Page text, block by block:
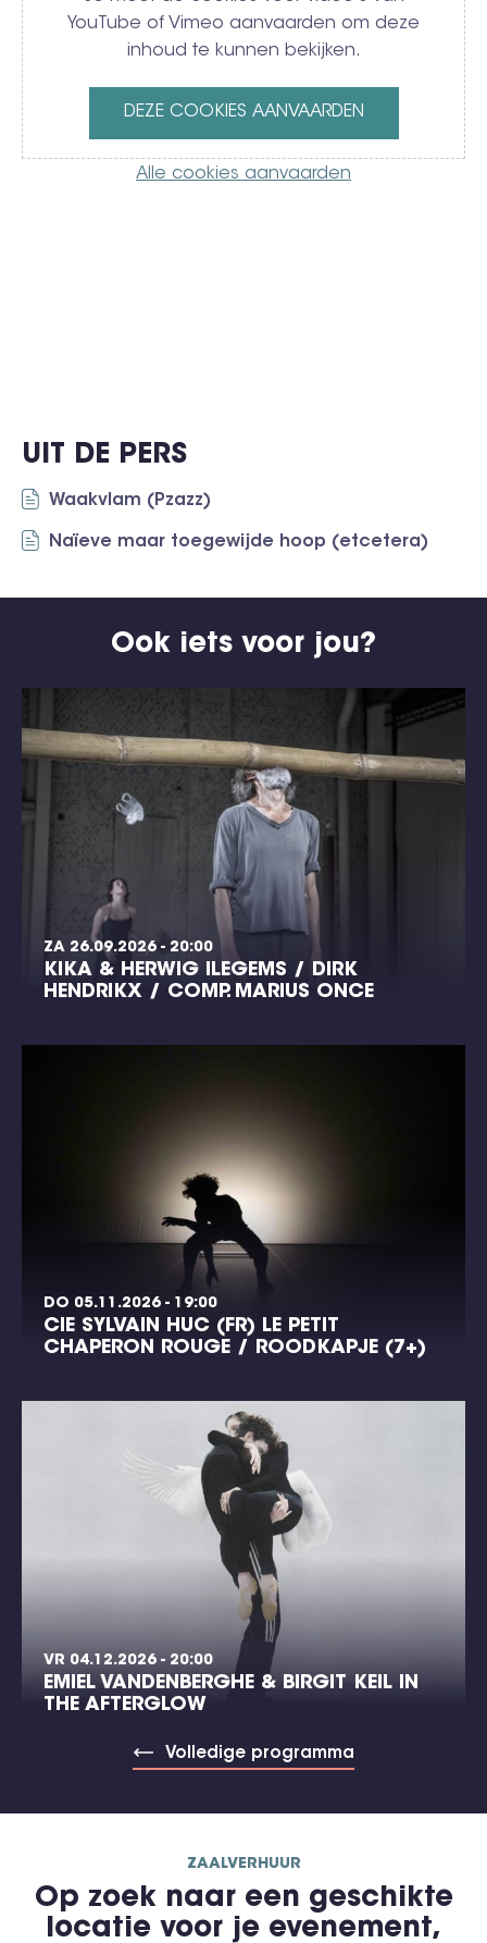
YouTube of Vimeo aanvaarden om deze
inhoud te kunnen bekijken.
DEZE COOKIES AANVAARDEN
Alle cookies aanvaarden
UIT DE PERS
Waakvlam (Pzazz)
Naïeve maar toegewijde hoop (etcetera)
Ook iets voor jou?
ZA 26.09.2026 - 20:00
KIKA & HERWIG ILEGEMS / DIRK
HENDRIKX / COMP. MARIUS ONCE
DO 05.11.2026 - 19:00
CIE SYLVAIN HUC (FR) LE PETIT
CHAPERON ROUGE / ROODKAPJE (7+)
VR 04.12.2026 - 20:00
EMIEL VANDENBERGHE & BIRGIT KEIL IN
THE AFTERGLOW
Volledige programma
ZAALVERHUUR
Op zoek naar een geschikte
locatie voor je evenement,